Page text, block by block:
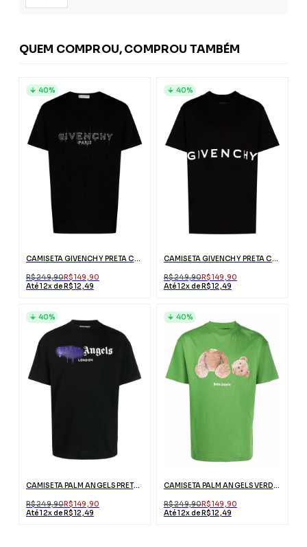
QUEM COMPROU, COMPROU TAMBÉM
CAMISETA GIVENCHY PRETA COM LOGO RISCADO
R$ 249,90R$ 149,90
Até 12x de R$ 12,49
40%
CAMISETA GIVENCHY PRETA COM LOGO BRANCO
R$ 249,90R$ 149,90
Até 12x de R$ 12,49
40%
CAMISETA PALM ANGELS PRETA LONDON COM LOGO
R$ 249,90R$ 149,90
Até 12x de R$ 12,49
40%
CAMISETA PALM ANGELS VERDE ESTAMPA URSO
R$ 249,90R$ 149,90
Até 12x de R$ 12,49
40%